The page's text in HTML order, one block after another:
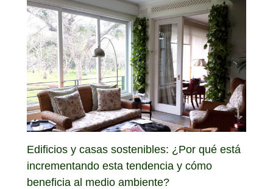
Edificios y casas sostenibles: ¿Por qué está
incrementando esta tendencia y cómo
beneficia al medio ambiente?